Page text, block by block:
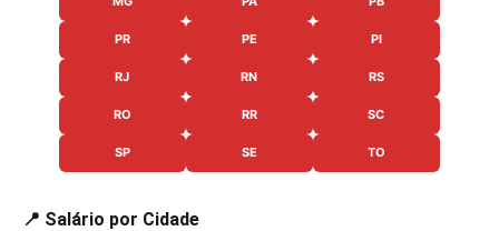
PR PE PI
RJ RN RS
RO RR SC
SP SE TO
📍 Salário por Cidade